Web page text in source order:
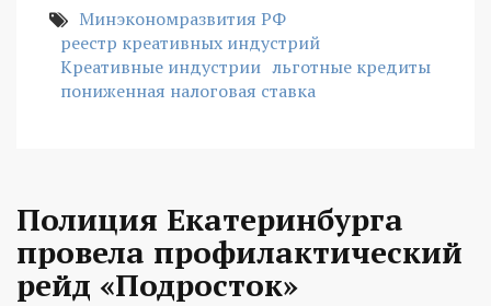
Минэкономразвития РФ
реестр креативных индустрий
Креативные индустрии льготные кредиты
пониженная налоговая ставка
Полиция Екатеринбурга
провела профилактический
рейд «Подросток»